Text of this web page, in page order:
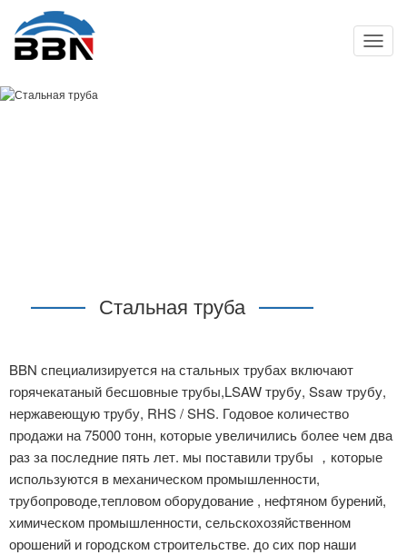
Toggle
Стальная труба
BBN специализируется на стальных трубах включают
горячекатаный бесшовные трубы,LSAW трубу, Ssaw трубу,
нержавеющую трубу, RHS / SHS. Годовое количество
продажи на 75000 тонн, которые увеличились более чем два
раз за последние пять лет. мы поставили трубы ，которые
используются в механическом промышленности,
трубопроводе,тепловом оборудование , нефтяном бурений,
химическом промышленности, сельскохозяйственном
орошений и городском строительстве. до сих пор наши